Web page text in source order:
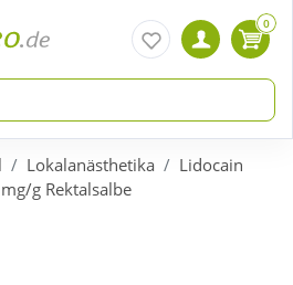
0
Lokalanästhetika
Lidocain
g Rektalsalbe